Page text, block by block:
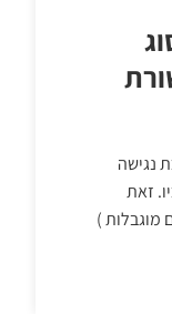
נגישה
זאת
מוגבלות )